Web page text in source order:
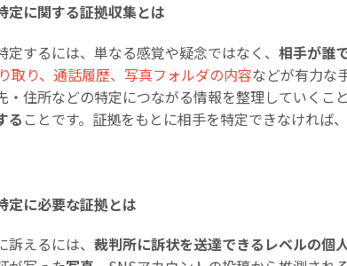
定に関する証拠収集とは
定するには、単なる感覚や疑念ではなく、 相手が誰
取り、通話履歴、写真フォルダの内容などが有力な
・住所などの特定につながる情報を整理していく
る ことです。証拠をもとに相手を特定できなければ
定に必要な証拠とは
えるには、 裁判所に訴状を送達できるレベルの個